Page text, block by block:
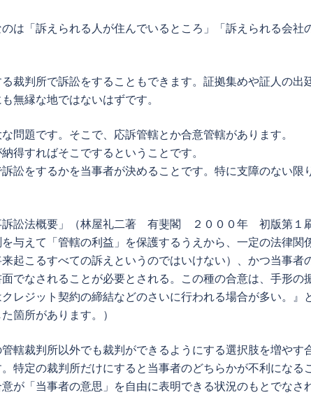
は「訴えられる人が住んでいるところ」「訴えられる会社
裁判所で訴訟をすることもできます。証拠集めや証人の出
無縁な地ではないはずです。
問題です。そこで、応訴管轄とか合意管轄があります。
得すればそこでするということです。
訟をするかを当事者が決めることです。特に支障のない限
訴訟法概要」（林屋礼二著 有斐閣 ２０００年 初版第１
与えて「管轄の利益」を保護するうえから、一定の法律関
起こるすべての訴えというのではいけない）、かつ当事者
でなされることが必要とされる。この種の合意は、手形の
レジット契約の締結などのさいに行われる場合が多い。』
箇所があります。）
轄裁判所以外でも裁判ができるようにする選択肢を増やす
特定の裁判所だけにすると当事者のどちらかが不利になる
が「当事者の意思」を自由に表明できる状況のもとでなさ